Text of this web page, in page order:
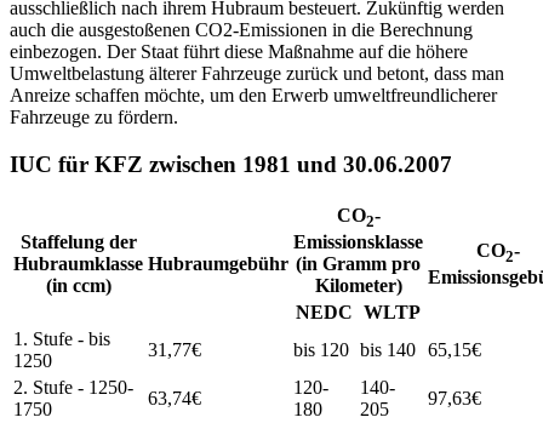
ausschließlich nach ihrem Hubraum besteuert. Zukünftig werden
auch die ausgestoßenen CO2-Emissionen in die Berechnung
einbezogen. Der Staat führt diese Maßnahme auf die höhere
Umweltbelastung älterer Fahrzeuge zurück und betont, dass man
Anreize schaffen möchte, um den Erwerb umweltfreundlicherer
Fahrzeuge zu fördern.
IUC für KFZ zwischen 1981 und 30.06.2007
Staffelung der
Hubraumklasse
(in ccm)
Hubraumgebühr
CO2-
Emissionsklasse
(in Gramm pro
Kilometer)
CO2-
NEDC WLTP
1. Stufe - bis
1250
31,77€ bis 120 bis 140 65,15€
2. Stufe - 1250-
1750
63,74€
120-
180
140-
205
97,63€